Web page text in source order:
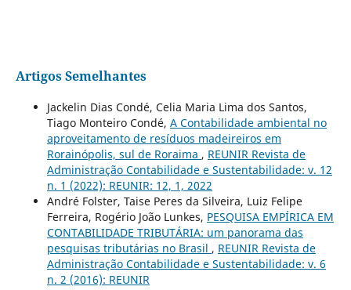
Artigos Semelhantes
Jackelin Dias Condé, Celia Maria Lima dos Santos,
Tiago Monteiro Condé, A Contabilidade ambiental no
aproveitamento de resíduos madeireiros em
Rorainópolis, sul de Roraima , REUNIR Revista de
Administração Contabilidade e Sustentabilidade: v. 12
n. 1 (2022): REUNIR: 12, 1, 2022
André Folster, Taise Peres da Silveira, Luiz Felipe
Ferreira, Rogério João Lunkes, PESQUISA EMPÍRICA EM
CONTABILIDADE TRIBUTÁRIA: um panorama das
pesquisas tributárias no Brasil , REUNIR Revista de
Administração Contabilidade e Sustentabilidade: v. 6
n. 2 (2016): REUNIR